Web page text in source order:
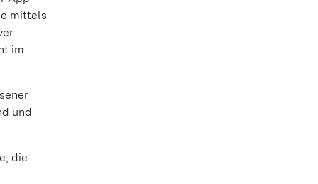
mittels
im
und
die